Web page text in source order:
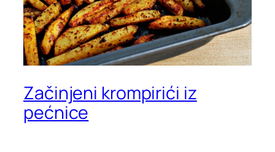
Začinjeni krompirići iz
pećnice